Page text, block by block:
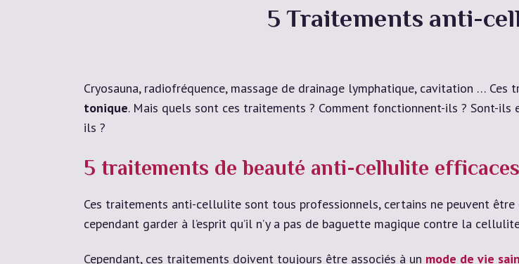
5 Traitements anti-
Cryosauna, radiofréquence, massage de drainage lymphatique, cavitation …
tonique. Mais quels sont ces traitements ? Comment fonctionnent-ils ? Sont-ils
ils ?
5 traitements de beauté anti-cellulite efficaces
Ces traitements anti-cellulite sont tous professionnels, certains ne peuvent être
cependant garder à l’esprit qu’il n’y a pas de baguette magique contre la
Cependant, ces traitements doivent toujours être associés à un mode de vie sain